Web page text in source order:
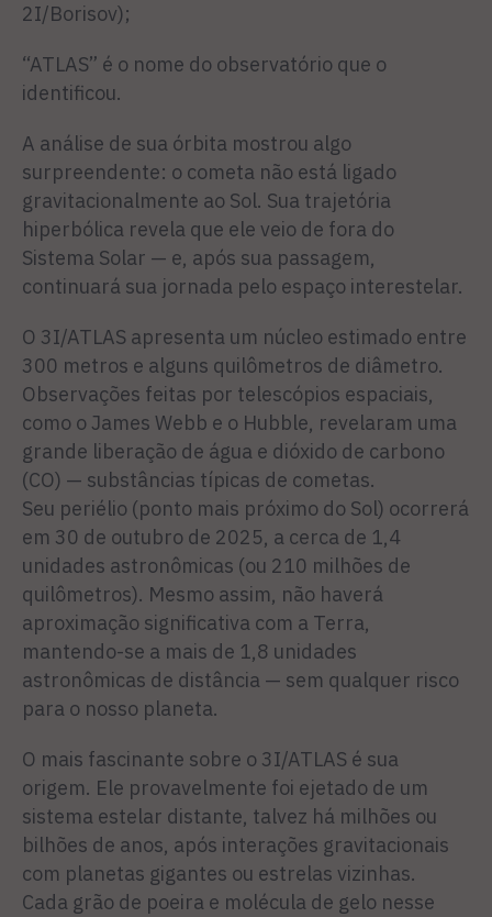
2I/Borisov);
“ATLAS” é o nome do observatório que o
identificou.
A análise de sua órbita mostrou algo
surpreendente: o cometa não está ligado
gravitacionalmente ao Sol. Sua trajetória
hiperbólica revela que ele veio de fora do
Sistema Solar — e, após sua passagem,
continuará sua jornada pelo espaço interestelar.
O 3I/ATLAS apresenta um núcleo estimado entre
300 metros e alguns quilômetros de diâmetro.
Observações feitas por telescópios espaciais,
como o James Webb e o Hubble, revelaram uma
grande liberação de água e dióxido de carbono
(CO) — substâncias típicas de cometas.
Seu periélio (ponto mais próximo do Sol) ocorrerá
em 30 de outubro de 2025, a cerca de 1,4
unidades astronômicas (ou 210 milhões de
quilômetros). Mesmo assim, não haverá
aproximação significativa com a Terra,
mantendo-se a mais de 1,8 unidades
astronômicas de distância — sem qualquer risco
para o nosso planeta.
O mais fascinante sobre o 3I/ATLAS é sua
origem. Ele provavelmente foi ejetado de um
sistema estelar distante, talvez há milhões ou
bilhões de anos, após interações gravitacionais
com planetas gigantes ou estrelas vizinhas.
Cada grão de poeira e molécula de gelo nesse